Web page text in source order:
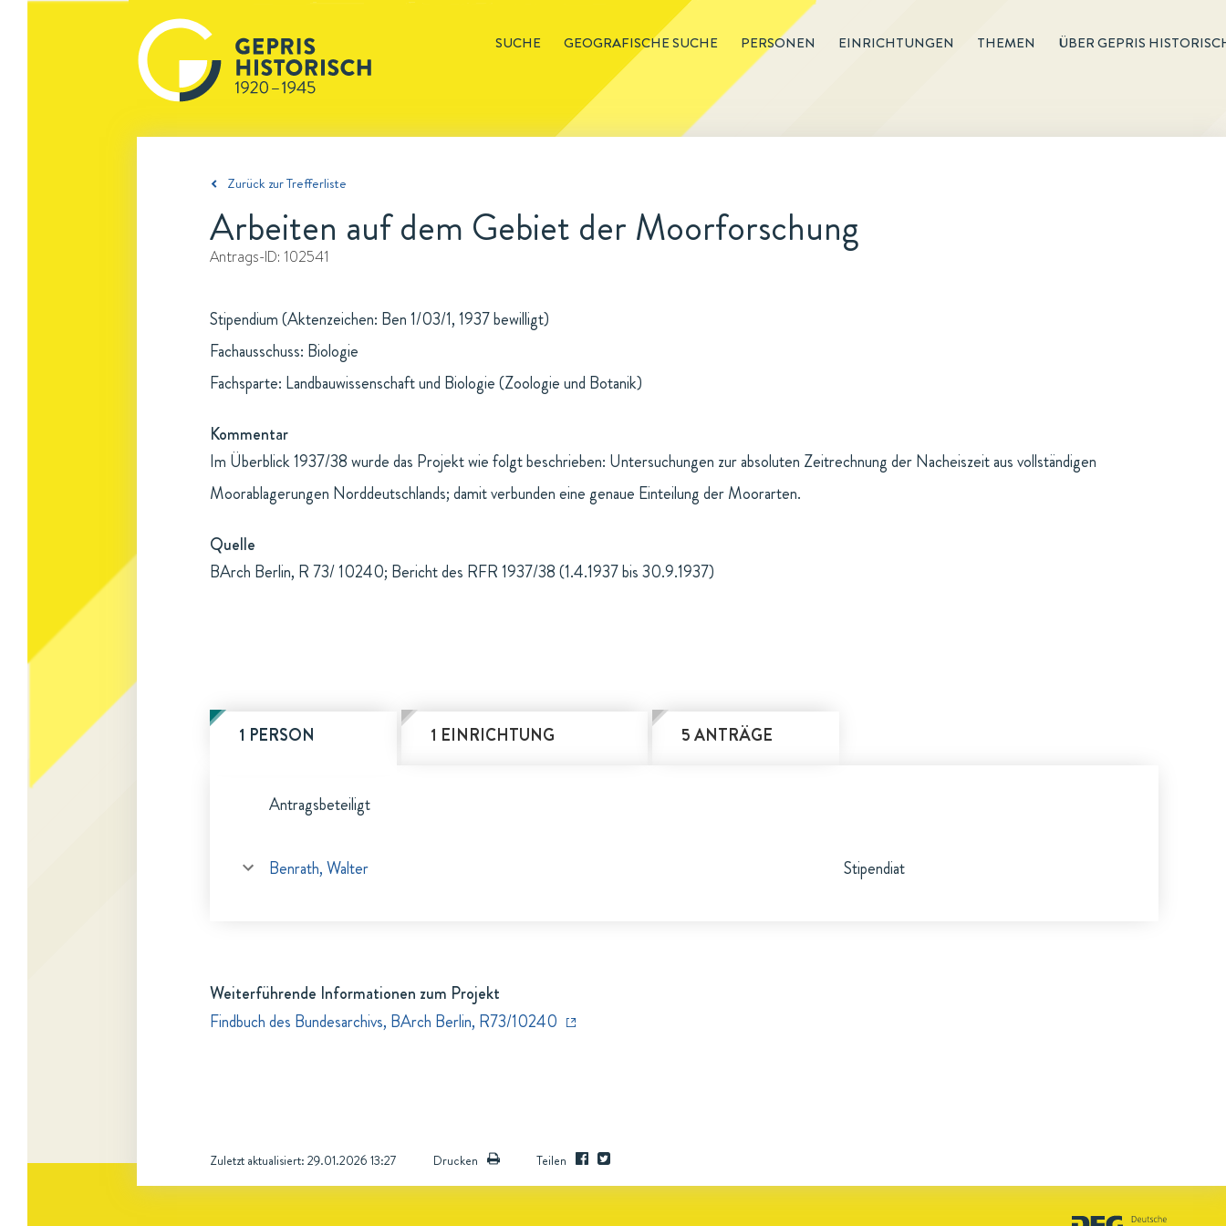
SUCHE GEOGRAFISCHE SUCHE PERSONEN EINRICHTUNGEN THEMEN ÜBER GEPRIS
Zurück zur Trefferliste
Arbeiten auf dem Gebiet der Moorforschung
Antrags-ID: 102541
Stipendium (Aktenzeichen: Ben 1/03/1, 1937 bewilligt)
Fachausschuss: Biologie
Fachsparte: Landbauwissenschaft und Biologie (Zoologie und Botanik)
Kommentar
Im Überblick 1937/38 wurde das Projekt wie folgt beschrieben: Untersuchungen zur absoluten Zeitrechnung der Nacheiszeit aus vollständigen
Moorablagerungen Norddeutschlands; damit verbunden eine genaue Einteilung der Moorarten.
Quelle
BArch Berlin, R 73/ 10240; Bericht des RFR 1937/38 (1.4.1937 bis 30.9.1937)
1 PERSON 1 EINRICHTUNG 5 ANTRÄGE
Antragsbeteiligt
Benrath, Walter Stipendiat
Weiterführende Informationen zum Projekt
Findbuch des Bundesarchivs, BArch Berlin, R73/10240
Zuletzt aktualisiert: 29.01.2026 13:27 Drucken Teilen